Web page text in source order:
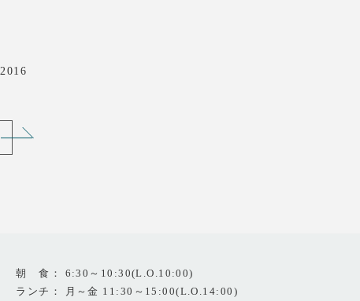
2016
朝 食： 6:30～10:30(L.O.10:00)
ランチ： 月～金 11:30～15:00(L.O.14:00)